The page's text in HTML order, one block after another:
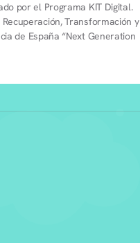
por el Programa KIT Digital.
Recuperación, Transformación y
de España “Next Generation